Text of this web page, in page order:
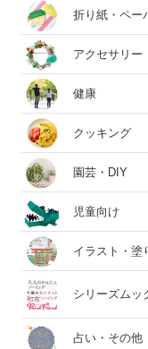
折り紙・ペー
アクセサリー
健康
クッキング
園芸・DIY
児童向け
イラスト・塗
シリーズムッ
占い・その他